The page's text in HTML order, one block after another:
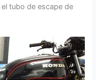
tubo de escape de